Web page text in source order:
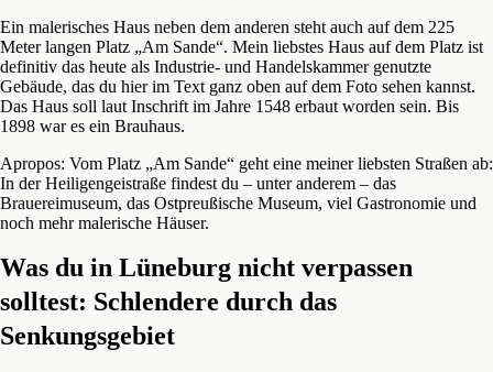
Ein malerisches Haus neben dem anderen steht auch auf dem 225
Meter langen Platz „Am Sande“. Mein liebstes Haus auf dem Platz ist
definitiv das heute als Industrie- und Handelskammer genutzte
Gebäude, das du hier im Text ganz oben auf dem Foto sehen kannst.
Das Haus soll laut Inschrift im Jahre 1548 erbaut worden sein. Bis
1898 war es ein Brauhaus.
Apropos: Vom Platz „Am Sande“ geht eine meiner liebsten Straßen ab:
In der Heiligengeistraße findest du – unter anderem – das
Brauereimuseum, das Ostpreußische Museum, viel Gastronomie und
noch mehr malerische Häuser.
Was du in Lüneburg nicht verpassen
solltest: Schlendere durch das
Senkungsgebiet